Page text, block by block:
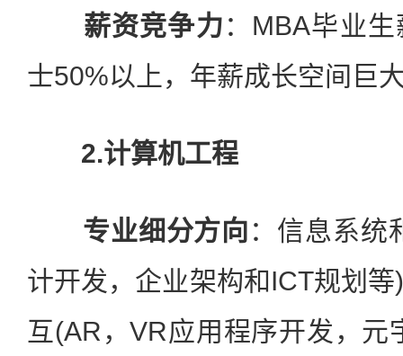
薪资竞争力 ：MBA毕业
士50%以上，年薪成长空间巨
2.计算机工程
专业细分方向 ：信息系统
计开发，企业架构和ICT规划
互(AR，VR应用程序开发，元